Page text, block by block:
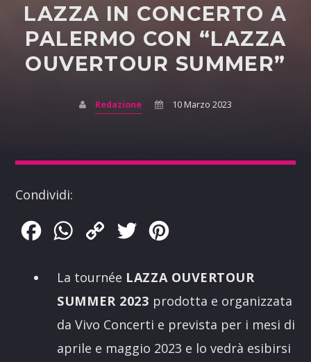
LAZZA IN CONCERTO A
PALERMO CON “LAZZA
OUVERTOUR SUMMER”
Redazione 10 Marzo 2023
Condividi:
FacebookWhatsApp
Copy
Twitter
La tournée LAZZA OUVERTOUR
SUMMER 2023 prodotta e organizzata
da Vivo Concerti e prevista per i mesi di
aprile e maggio 2023 e lo vedrà esibirsi